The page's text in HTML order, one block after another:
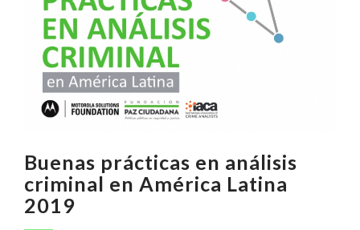
Buenas prácticas en análisis
criminal en América Latina
2019